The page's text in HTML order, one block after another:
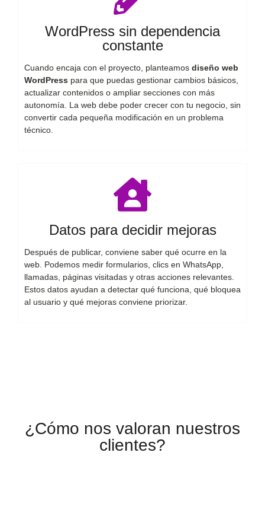
WordPress sin dependencia
constante
Cuando encaja con el proyecto, planteamos diseño web
WordPress para que puedas gestionar cambios básicos,
actualizar contenidos o ampliar secciones con más
autonomía. La web debe poder crecer con tu negocio, sin
convertir cada pequeña modificación en un problema
técnico.
Datos para decidir mejoras
Después de publicar, conviene saber qué ocurre en la
web. Podemos medir formularios, clics en WhatsApp,
llamadas, páginas visitadas y otras acciones relevantes.
Estos datos ayudan a detectar qué funciona, qué bloquea
al usuario y qué mejoras conviene priorizar.
¿Cómo nos valoran nuestros
clientes?